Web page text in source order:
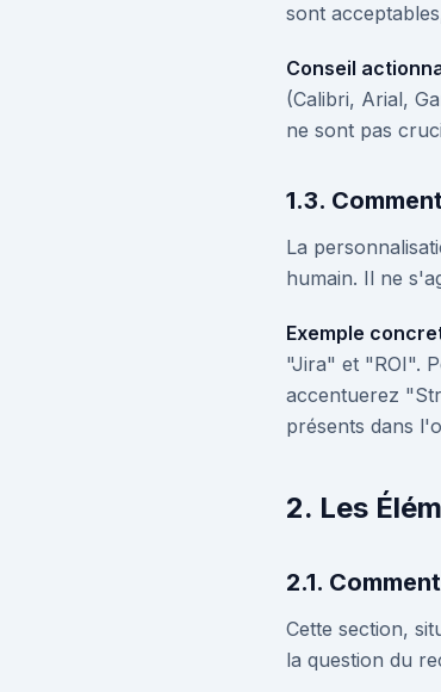
sont
Conseil
(Calibri, Arial,
ne sont pas
1.3.
La
humain. Il ne
Exemple
"Jira" et "ROI".
accentuerez
présents dans
2. Les
2.1.
Cette section,
la question du